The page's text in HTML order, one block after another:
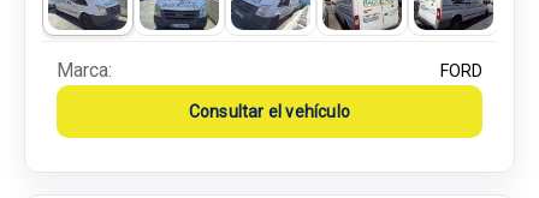
Marca: FORD
Consultar el vehículo